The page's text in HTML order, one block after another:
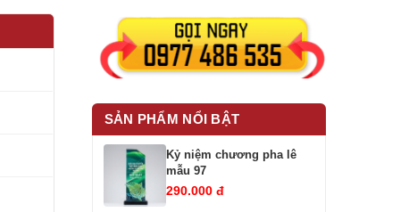
SẢN PHẨM NỔI BẬT
Kỷ niệm chương pha lê
mẫu 97
290.000 đ